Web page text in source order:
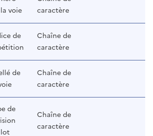
voie
caractère
de
Chaîne de
caractère
de
Chaîne de
caractère
de
Chaîne de
caractère